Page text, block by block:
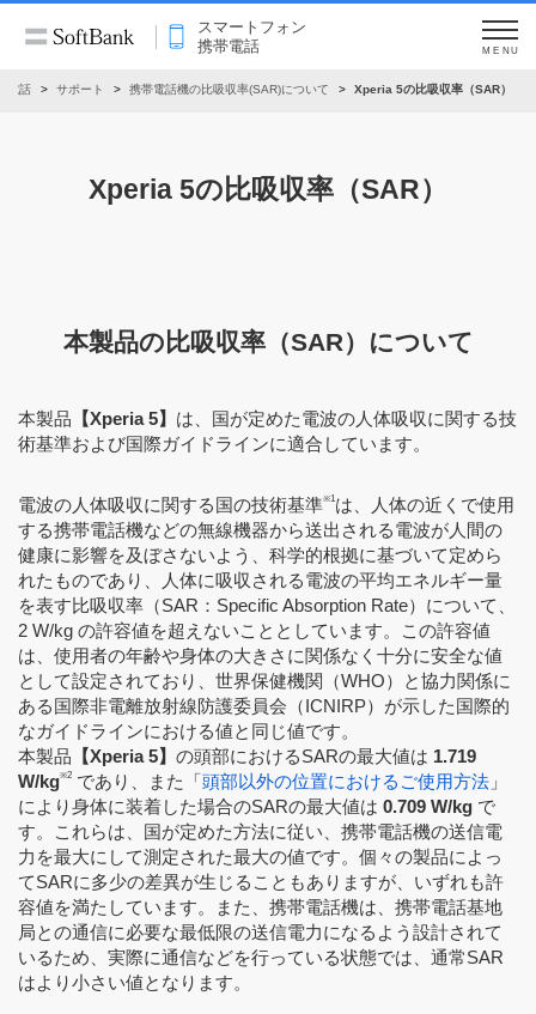
スマートフォン
携帯電話
MENU
電話 サポート 携帯電話機の比吸収率(SAR)について Xperia 5の比吸収率（SAR）
Xperia 5の比吸収率（SAR）
本製品の比吸収率（SAR）について
本製品 【Xperia 5】 は、国が定めた電波の人体吸収に関する技
術基準および国際ガイドラインに適合しています。
電波の人体吸収に関する国の技術基準※1は、人体の近くで使用
する携帯電話機などの無線機器から送出される電波が人間の
健康に影響を及ぼさないよう、科学的根拠に基づいて定めら
れたものであり、人体に吸収される電波の平均エネルギー量
を表す比吸収率（SAR：Specific Absorption Rate）について、
2 W/kg の許容値を超えないこととしています。この許容値
は、使用者の年齢や身体の大きさに関係なく十分に安全な値
として設定されており、世界保健機関（WHO）と協力関係に
ある国際非電離放射線防護委員会（ICNIRP）が示した国際的
なガイドラインにおける値と同じ値です。
本製品 【Xperia 5】 の頭部におけるSARの最大値は 1.719
W/kg※2 であり、また「頭部以外の位置におけるご使用方法 」
により身体に装着した場合のSARの最大値は 0.709 W/kg で
す。これらは、国が定めた方法に従い、携帯電話機の送信電
力を最大にして測定された最大の値です。個々の製品によっ
てSARに多少の差異が生じることもありますが、いずれも許
容値を満たしています。また、携帯電話機は、携帯電話基地
局との通信に必要な最低限の送信電力になるよう設計されて
いるため、実際に通信などを行っている状態では、通常SAR
はより小さい値となります。